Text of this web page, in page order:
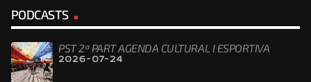
PODCASTS
PST 2ª PART AGENDA CULTURAL I ESPORTIVA
2026-07-24